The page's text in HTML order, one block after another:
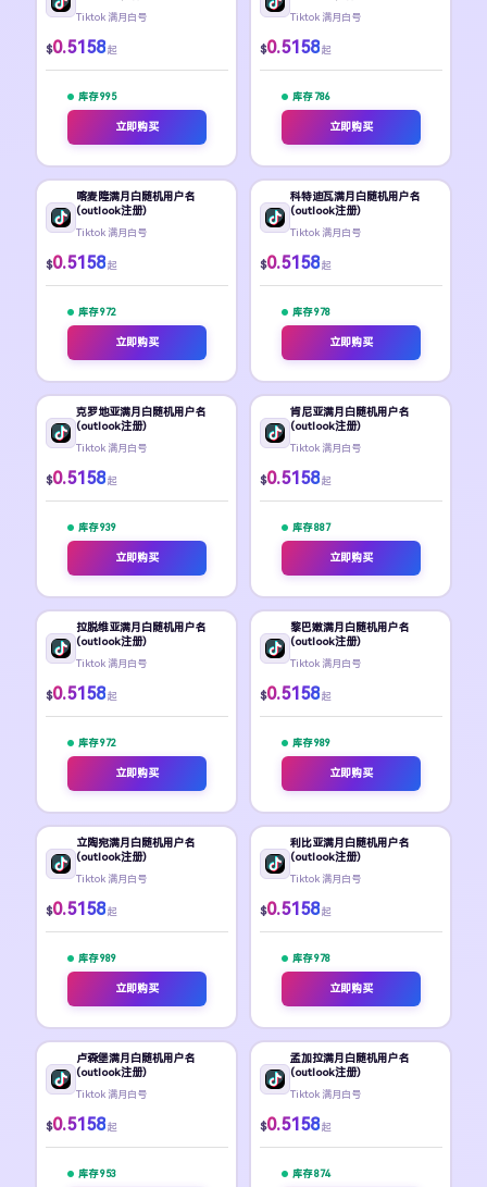
Tiktok 满月白号
$0.5158 起
库存 995
立即购买
Tiktok 满月白号
$0.5158 起
库存 786
立即购买
喀麦隆满月白随机用户名
(outlook注册)
Tiktok 满月白号
$0.5158 起
库存 972
立即购买
科特迪瓦满月白随机用户名
(outlook注册)
Tiktok 满月白号
$0.5158 起
库存 978
立即购买
克罗地亚满月白随机用户名
(outlook注册)
Tiktok 满月白号
$0.5158 起
库存 939
立即购买
肯尼亚满月白随机用户名
(outlook注册)
Tiktok 满月白号
$0.5158 起
库存 887
立即购买
拉脱维亚满月白随机用户名
(outlook注册)
Tiktok 满月白号
$0.5158 起
库存 972
立即购买
黎巴嫩满月白随机用户名
(outlook注册)
Tiktok 满月白号
$0.5158 起
库存 989
立即购买
立陶宛满月白随机用户名
(outlook注册)
Tiktok 满月白号
$0.5158 起
库存 989
立即购买
利比亚满月白随机用户名
(outlook注册)
Tiktok 满月白号
$0.5158 起
库存 978
立即购买
卢森堡满月白随机用户名
(outlook注册)
Tiktok 满月白号
$0.5158 起
库存 953
孟加拉满月白随机用户名
(outlook注册)
Tiktok 满月白号
$0.5158 起
库存 874